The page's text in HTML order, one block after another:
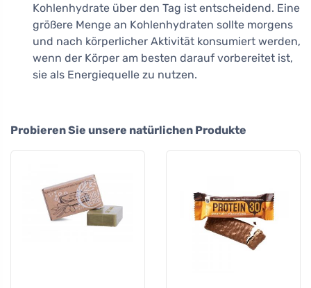
Kohlenhydrate über den Tag ist entscheidend. Eine
größere Menge an Kohlenhydraten sollte morgens
und nach körperlicher Aktivität konsumiert werden,
wenn der Körper am besten darauf vorbereitet ist,
sie als Energiequelle zu nutzen.
Probieren Sie unsere natürlichen Produkte